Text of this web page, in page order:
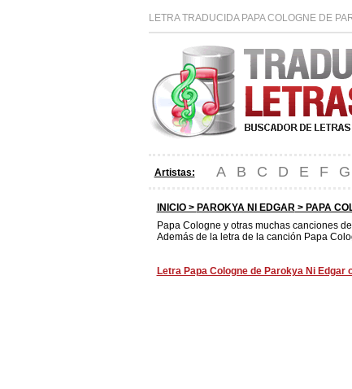
LETRA TRADUCIDA PAPA COLOGNE DE
Artistas: A B C D E F G
INICIO > PAROKYA NI EDGAR> PAPA
Papa Cologne y otras muchas canciones de
Además de la letra de la canción Papa
Letra Papa Cologne de Parokya Ni Edgar